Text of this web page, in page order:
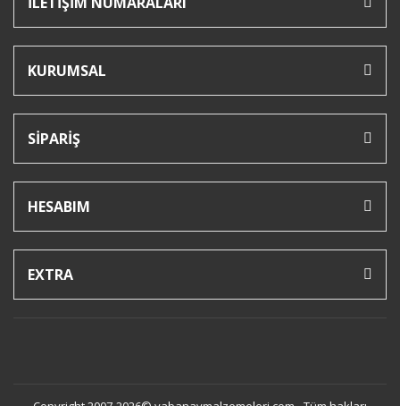
KURUMSAL
SİPARİŞ
HESABIM
EXTRA